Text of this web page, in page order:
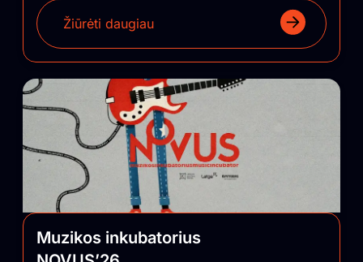
Žiūrėti daugiau
Muzikos inkubatorius